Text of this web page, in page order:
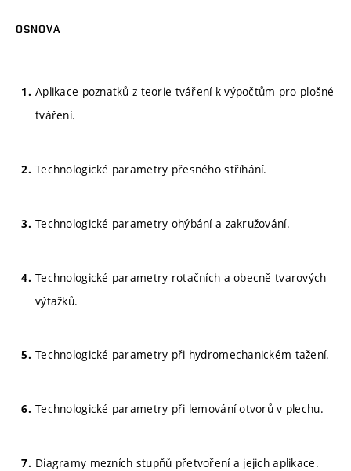
OSNOVA
Aplikace poznatků z teorie tváření k výpočtům pro plošné
tváření.
Technologické parametry přesného stříhání.
Technologické parametry ohýbání a zakružování.
Technologické parametry rotačních a obecně tvarových
výtažků.
Technologické parametry při hydromechanickém tažení.
Technologické parametry při lemování otvorů v plechu.
Diagramy mezních stupňů přetvoření a jejich aplikace.